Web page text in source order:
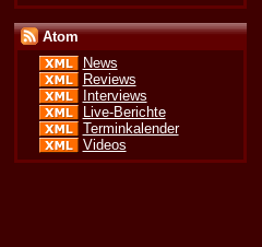
Atom
News
Reviews
Interviews
Live-Berichte
Terminkalender
Videos